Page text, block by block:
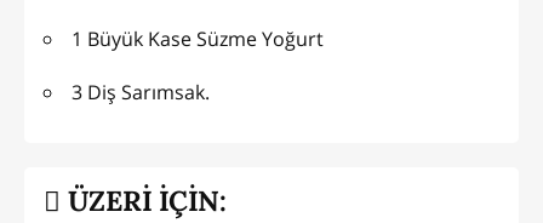
1 Büyük Kase Süzme Yoğurt
3 Diş Sarımsak.
ÜZERİ İÇİN: